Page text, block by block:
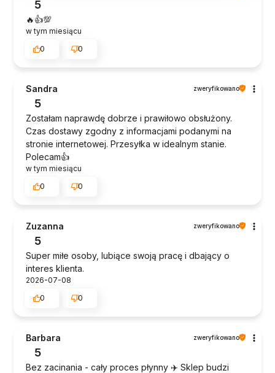
5
🔥👍️💯
w tym miesiącu
0
0
Sandra zweryfikowano
5
Zostałam naprawdę dobrze i prawiłowo obsłużony.
Czas dostawy zgodny z informacjami podanymi na
stronie internetowej. Przesyłka w idealnym stanie.
Polecam👍️
w tym miesiącu
0
0
Zuzanna zweryfikowano
5
Super miłe osoby, lubiące swoją pracę i dbający o
interes klienta.
2026-07-08
0
0
Barbara zweryfikowano
5
Bez zacinania - cały proces płynny ✈️ Sklep budzi